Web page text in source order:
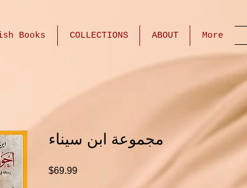
Books COLLECTIONS ABOUT More
مجموعة ابن سيناء
$69.99Price